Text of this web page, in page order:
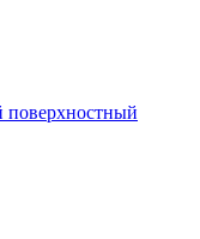
поверхностный